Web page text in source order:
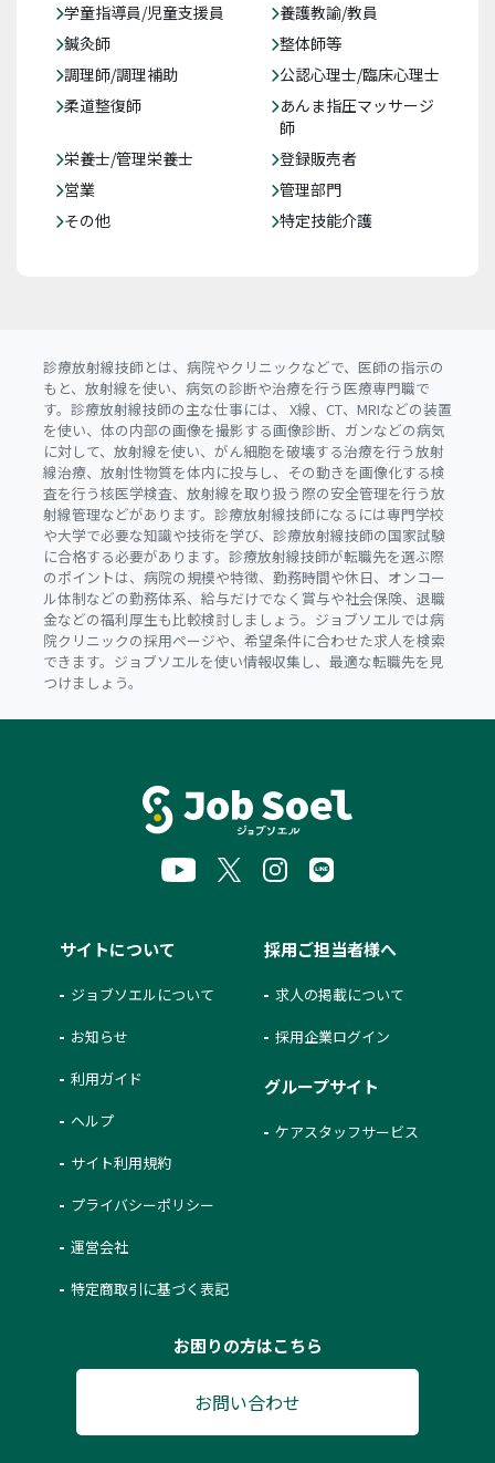
学童指導員/児童支援員
養護教諭/教員
鍼灸師
整体師等
調理師/調理補助
公認心理士/臨床心理士
柔道整復師
あんま指圧マッサージ
師
栄養士/管理栄養士
登録販売者
営業
管理部門
その他
特定技能介護
診療放射線技師とは、病院やクリニックなどで、医師の指示の
もと、放射線を使い、病気の診断や治療を行う医療専門職で
す。診療放射線技師の主な仕事には、 X線、CT、MRIなどの装置
を使い、体の内部の画像を撮影する画像診断、ガンなどの病気
に対して、放射線を使い、がん細胞を破壊する治療を行う放射
線治療、放射性物質を体内に投与し、その動きを画像化する検
査を行う核医学検査、放射線を取り扱う際の安全管理を行う放
射線管理などがあります。診療放射線技師になるには専門学校
や大学で必要な知識や技術を学び、診療放射線技師の国家試験
に合格する必要があります。診療放射線技師が転職先を選ぶ際
のポイントは、病院の規模や特徴、勤務時間や休日、オンコー
ル体制などの勤務体系、給与だけでなく賞与や社会保険、退職
金などの福利厚生も比較検討しましょう。ジョブソエルでは病
院クリニックの採用ページや、希望条件に合わせた求人を検索
できます。ジョブソエルを使い情報収集し、最適な転職先を見
つけましょう。
サイトについて
ジョブソエルについて
お知らせ
利用ガイド
ヘルプ
サイト利用規約
プライバシーポリシー
運営会社
特定商取引に基づく表記
採用ご担当者様へ
求人の掲載について
採用企業ログイン
グループサイト
ケアスタッフサービス
お困りの方はこちら
お問い合わせ